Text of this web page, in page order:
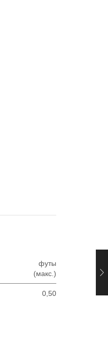
футы
(макс.)
0,50